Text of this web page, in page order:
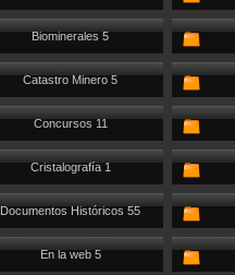
Biominerales 5
Catastro Minero 5
Concursos 11
Cristalografía 1
Documentos Históricos 55
En la web 5